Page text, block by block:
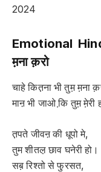
2024
Emotional
म़ना क़रो
चाहे कित़ना भी तुम़ म़ना
माऩ भी जाओ कि़ तुम़ मे़री
त़पते जीवऩ की धूपो मे,
तुम शीतल़ छाव घनेरी हो।
सब़ रिश्तो से फु़रसत,